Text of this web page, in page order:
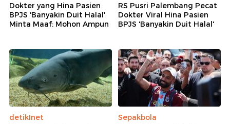
Dokter yang Hina Pasien
BPJS 'Banyakin Duit Halal'
Minta Maaf: Mohon Ampun
RS Pusri Palembang Pecat
Dokter Viral Hina Pasien
BPJS 'Banyakin Duit Halal'
detikInet
Sepakbola